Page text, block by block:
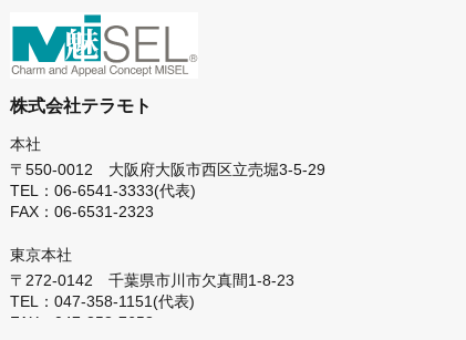
株式会社テラモト
本社
〒550-0012 大阪府大阪市西区立売堀3-5-29
TEL：06-6541-3333(代表)
FAX：06-6531-2323
東京本社
〒272-0142 千葉県市川市欠真間1-8-23
TEL：047-358-1151(代表)
FAX：047-358-7658